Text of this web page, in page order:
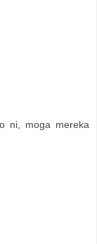
ni, moga mereka